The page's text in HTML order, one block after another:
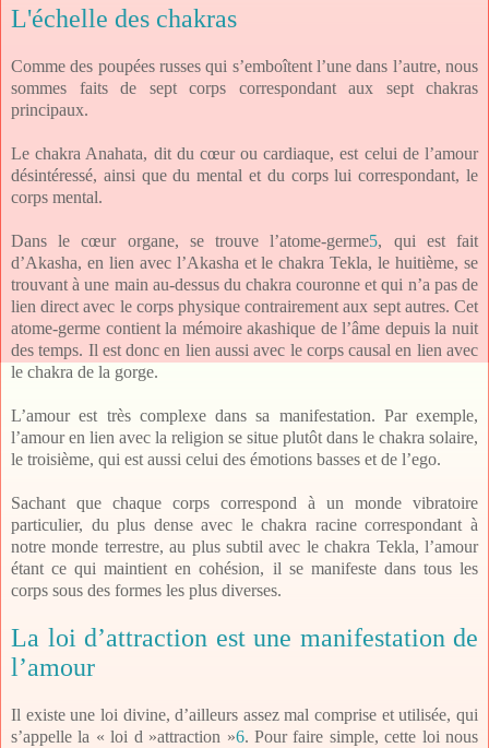
L'échelle des chakras
Comme des poupées russes qui s’emboîtent l’une dans l’autre, nous
sommes faits de sept corps correspondant aux sept chakras
principaux.
Le chakra Anahata, dit du cœur ou cardiaque, est celui de l’amour
désintéressé, ainsi que du mental et du corps lui correspondant, le
corps mental.
Dans le cœur organe, se trouve l’atome-germe5, qui est fait
d’Akasha, en lien avec l’Akasha et le chakra Tekla, le huitième, se
trouvant à une main au-dessus du chakra couronne et qui n’a pas de
lien direct avec le corps physique contrairement aux sept autres. Cet
atome-germe contient la mémoire akashique de l’âme depuis la nuit
des temps. Il est donc en lien aussi avec le corps causal en lien avec
le chakra de la gorge.
L’amour est très complexe dans sa manifestation. Par exemple,
l’amour en lien avec la religion se situe plutôt dans le chakra solaire,
le troisième, qui est aussi celui des émotions basses et de l’ego.
Sachant que chaque corps correspond à un monde vibratoire
particulier, du plus dense avec le chakra racine correspondant à
notre monde terrestre, au plus subtil avec le chakra Tekla, l’amour
étant ce qui maintient en cohésion, il se manifeste dans tous les
corps sous des formes les plus diverses.
La loi d’attraction est une manifestation de
l’amour
Il existe une loi divine, d’ailleurs assez mal comprise et utilisée, qui
s’appelle la « loi d »attraction »6. Pour faire simple, cette loi nous